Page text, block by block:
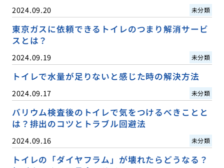
2024.09.20 未分類
東京ガスに依頼できるトイレのつまり解消サービ
スとは？
2024.09.19 未分類
トイレで水量が足りないと感じた時の解決方法
2024.09.17 未分類
バリウム検査後のトイレで気をつけるべきことと
は？排出のコツとトラブル回避法
2024.09.16 未分類
トイレの「ダイヤフラム」が壊れたらどうなる？